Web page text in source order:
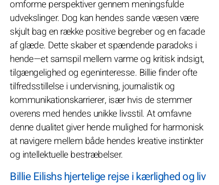
omforme perspektiver gennem meningsfulde
udvekslinger. Dog kan hendes sande væsen være
skjult bag en række positive begreber og en facade
af glæde. Dette skaber et spændende paradoks i
hende—et samspil mellem varme og kritisk indsigt,
tilgængelighed og egeninteresse. Billie finder ofte
tilfredsstillelse i undervisning, journalistik og
kommunikationskarrierer, især hvis de stemmer
overens med hendes unikke livsstil. At omfavne
denne dualitet giver hende mulighed for harmonisk
at navigere mellem både hendes kreative instinkter
og intellektuelle bestræbelser.
Billie Eilishs hjertelige rejse i kærlighed og liv